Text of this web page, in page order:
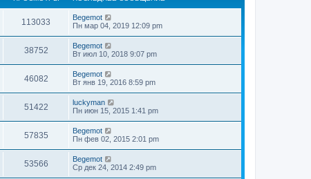
113033
Begemot
Пн мар 04, 2019 12:09 pm
38752
Begemot
Вт июл 10, 2018 9:07 pm
46082
Begemot
Вт янв 19, 2016 8:59 pm
51422
luckyman
Пн июн 15, 2015 1:41 pm
57835
Begemot
Пн фев 02, 2015 2:01 pm
53566
Begemot
Ср дек 24, 2014 2:49 pm